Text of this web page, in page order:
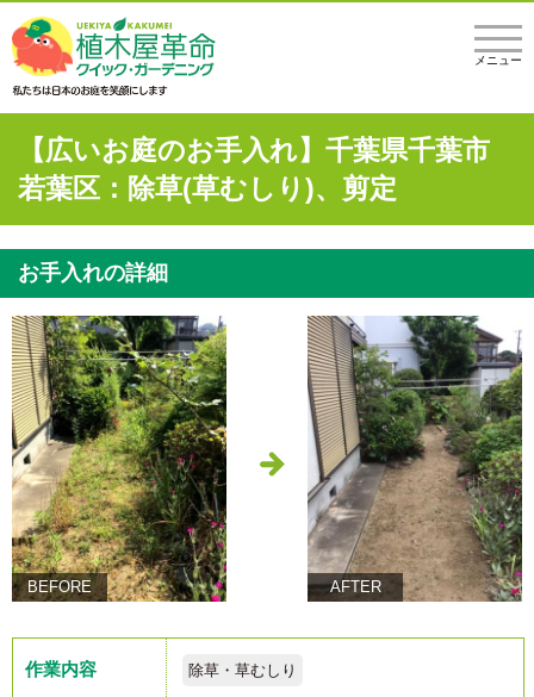
メニュー
【広いお庭のお手入れ】千葉県千葉市
若葉区：除草(草むしり)、剪定
お手入れの詳細
BEFORE AFTER
作業内容 除草・草むしり